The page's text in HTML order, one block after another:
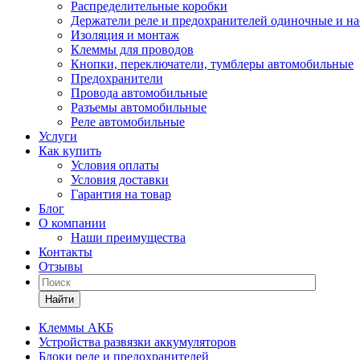
Распределительные коробки
Держатели реле и предохранителей одиночные и
Изоляция и монтаж
Клеммы для проводов
Кнопки, переключатели, тумблеры автомобильные
Предохранители
Провода автомобильные
Разъемы автомобильные
Реле автомобильные
Услуги
Как купить
Условия оплаты
Условия доставки
Гарантия на товар
Блог
О компании
Наши преимущества
Контакты
Отзывы
Найти
Клеммы АКБ
Устройства развязки аккумуляторов
Блоки реле и предохранителей